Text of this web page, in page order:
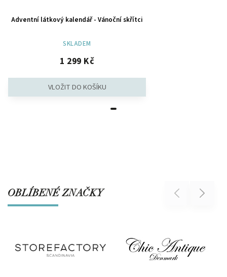
Adventní látkový kalendář - Vánoční skřítci
SKLADEM
1 299 Kč
OBLÍBENÉ ZNAČKY Previous Next